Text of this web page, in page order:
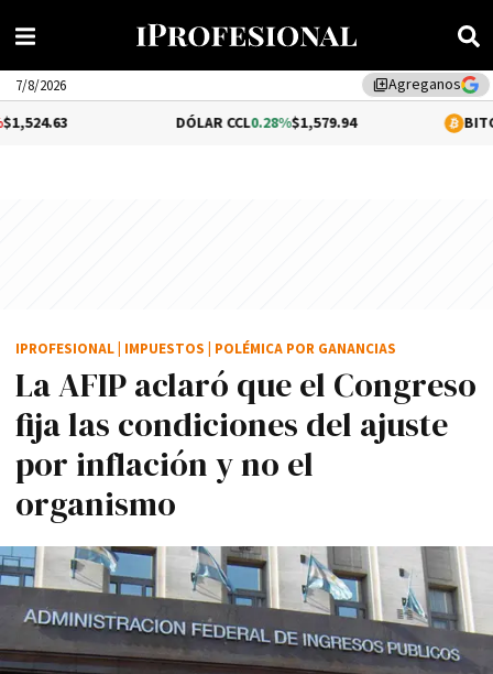
library_addAgreganos
7/8/2026
DÓLAR CCL0.28%$1,579.94 BITCOIN1.32%
La AFIP aclaró que el Congreso
fija las condiciones del ajuste
por inflación y no el
organismo
IPROFESIONAL IMPUESTOS POLÉMICA POR GANANCIAS